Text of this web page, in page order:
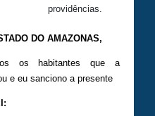
providências.
DO AMAZONAS,
os habitantes que a
e eu sanciono a presente